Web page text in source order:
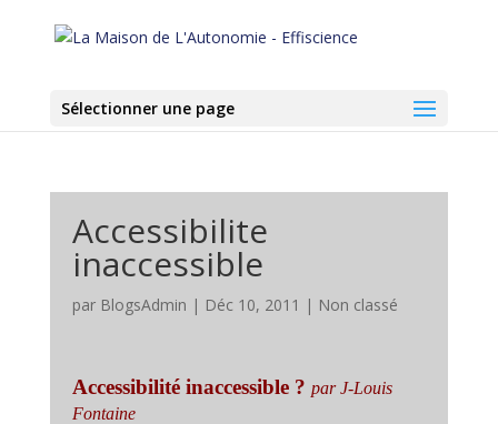
Sélectionner une page
Accessibilite
inaccessible
par BlogsAdmin | Déc 10, 2011 | Non classé
Accessibilité inaccessible ? par J-Louis
Fontaine